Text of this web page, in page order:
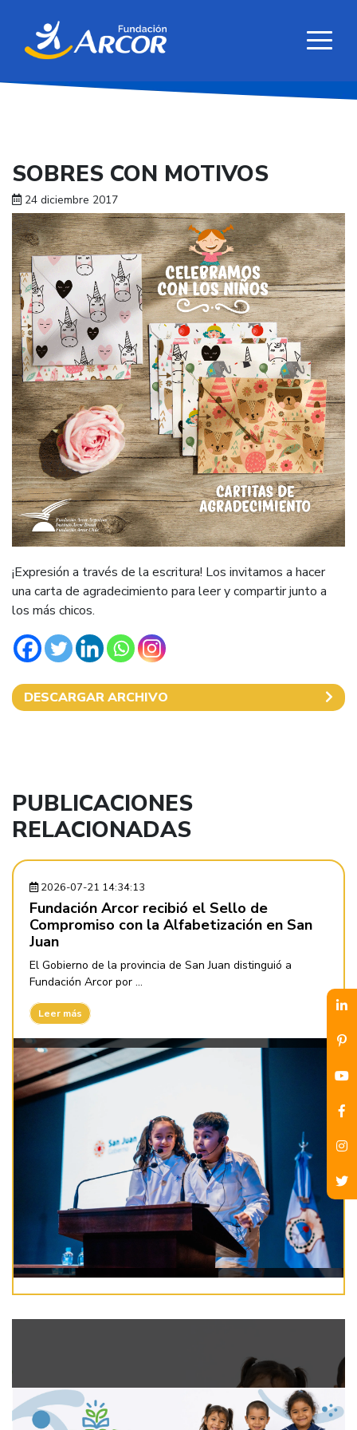
SOBRES CON MOTIVOS
24 diciembre 2017
¡Expresión a través de la escritura! Los invitamos a hacer
una carta de agradecimiento para leer y compartir junto a
los más chicos.
DESCARGAR ARCHIVO
PUBLICACIONES
RELACIONADAS
2026-07-21 14:34:13
Fundación Arcor recibió el Sello de
Compromiso con la Alfabetización en San
Juan
El Gobierno de la provincia de San Juan distinguió a
Fundación Arcor por ...
Leer más